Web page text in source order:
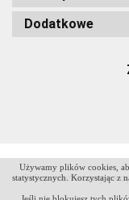
Używamy plików cookies,
statystycznych. Korzystając z
Dodatkowe
Sklep internetowy na